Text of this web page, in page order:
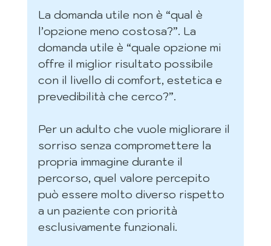
La domanda utile non è “qual è
l’opzione meno costosa?”. La
domanda utile è “quale opzione mi
offre il miglior risultato possibile
con il livello di comfort, estetica e
prevedibilità che cerco?”.
Per un adulto che vuole migliorare il
sorriso senza compromettere la
propria immagine durante il
percorso, quel valore percepito
può essere molto diverso rispetto
a un paziente con priorità
esclusivamente funzionali.